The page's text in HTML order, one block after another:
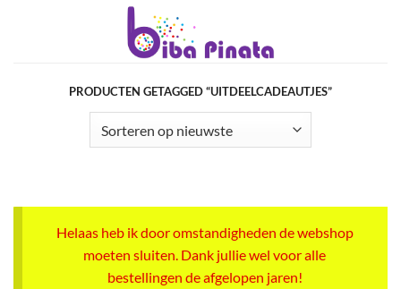
PRODUCTEN GETAGGED “UITDEELCADEAUTJES”
Helaas heb ik door omstandigheden de webshop
moeten sluiten. Dank jullie wel voor alle
bestellingen de afgelopen jaren!